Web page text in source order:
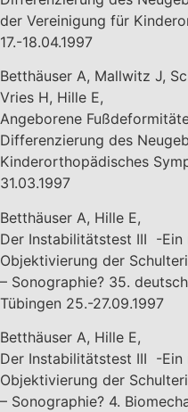
der Vereinigung für
17.-18.04.1997
Betthäuser A, Mallwitz J,
Vries H, Hille E,
Angeborene
Differenzierung des
Kinderorthopädisches
31.03.1997
Betthäuser A, Hille E,
Der Instabilitätstest III -Ein
Objektivierung der
– Sonographie? 35.
Tübingen 25.-27.09.1997
Betthäuser A, Hille E,
Der Instabilitätstest III -Ein
Objektivierung der
– Sonographie? 4.